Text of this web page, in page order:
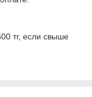
тг, если свыше